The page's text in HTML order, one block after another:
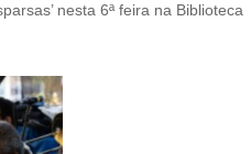
nesta 6ª feira na Biblioteca